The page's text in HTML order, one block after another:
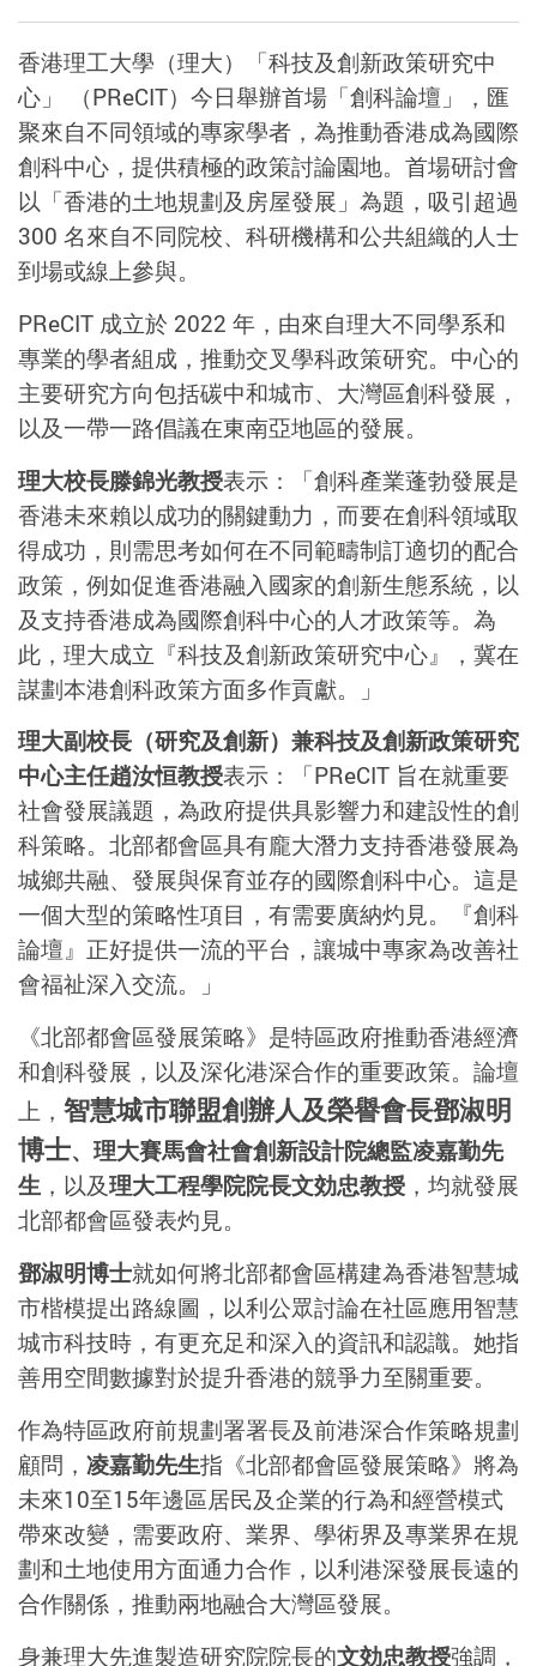
香港理工大學（理大）「科技及創新政策研究中
心」 （PReCIT）今日舉辦首場「創科論壇」，匯
聚來自不同領域的專家學者，為推動香港成為國際
創科中心，提供積極的政策討論園地。首場研討會
以「香港的土地規劃及房屋發展」為題，吸引超過
300 名來自不同院校、科研機構和公共組織的人士
到場或線上參與。
PReCIT 成立於 2022 年，由來自理大不同學系和
專業的學者組成，推動交叉學科政策研究。中心的
主要研究方向包括碳中和城市、大灣區創科發展，
以及一帶一路倡議在東南亞地區的發展。
理大校長滕錦光教授表示：「創科產業蓬勃發展是
香港未來賴以成功的關鍵動力，而要在創科領域取
得成功，則需思考如何在不同範疇制訂適切的配合
政策，例如促進香港融入國家的創新生態系統，以
及支持香港成為國際創科中心的人才政策等。為
此，理大成立『科技及創新政策研究中心』，冀在
謀劃本港創科政策方面多作貢獻。」
理大副校長（研究及創新）兼科技及創新政策研究
中心主任趙汝恒教授表示：「PReCIT 旨在就重要
社會發展議題，為政府提供具影響力和建設性的創
科策略。北部都會區具有龐大潛力支持香港發展為
城鄉共融、發展與保育並存的國際創科中心。這是
一個大型的策略性項目，有需要廣納灼見。『創科
論壇』正好提供一流的平台，讓城中專家為改善社
會福祉深入交流。」
《北部都會區發展策略》是特區政府推動香港經濟
和創科發展，以及深化港深合作的重要政策。論壇
上， 智慧城市聯盟創辦人及榮譽會長鄧淑明
博士、理大賽馬會社會創新設計院總監凌嘉勤先
生 ，以及理大工程學院院長文効忠教授 ，均就發展
北部都會區發表灼見。
鄧淑明博士就如何將北部都會區構建為香港智慧城
市楷模提出路線圖，以利公眾討論在社區應用智慧
城市科技時，有更充足和深入的資訊和認識。她指
善用空間數據對於提升香港的競爭力至關重要。
作為特區政府前規劃署署長及前港深合作策略規劃
顧問， 凌嘉勤先生指《北部都會區發展策略》將為
未來10至15年邊區居民及企業的行為和經營模式
帶來改變，需要政府、業界、學術界及專業界在規
劃和土地使用方面通力合作，以利港深發展長遠的
合作關係，推動兩地融合大灣區發展。
身兼理大先進製造研究院院長的文効忠教授強調，